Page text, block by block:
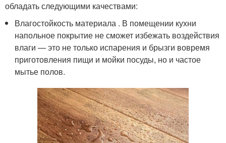
обладать следующими качествами:
Влагостойкость материала . В помещении кухни
напольное покрытие не сможет избежать воздействия
влаги — это не только испарения и брызги вовремя
приготовления пищи и мойки посуды, но и частое
мытье полов.